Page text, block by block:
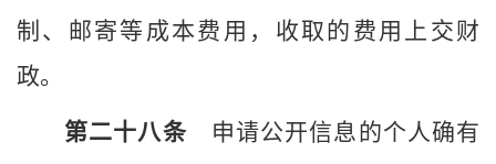
制、邮寄等成本费用，收取的费用上交财
政。
第二十八条申请公开信息的个人确有